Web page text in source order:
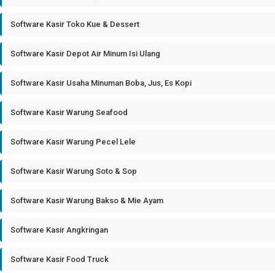
Software Kasir Toko Kue & Dessert
Software Kasir Depot Air Minum Isi Ulang
Software Kasir Usaha Minuman Boba, Jus, Es Kopi
Software Kasir Warung Seafood
Software Kasir Warung Pecel Lele
Software Kasir Warung Soto & Sop
Software Kasir Warung Bakso & Mie Ayam
Software Kasir Angkringan
Software Kasir Food Truck